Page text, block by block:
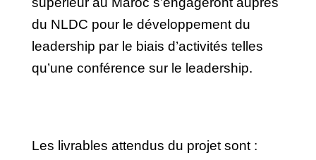
du NLDC pour le développement du
leadership par le biais d’activités telles
qu’une conférence sur le leadership.
Les livrables attendus du projet sont :